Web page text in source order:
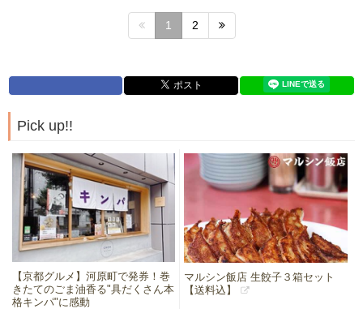
1 2
Pick up!!
【京都グルメ】河原町で発券！巻
きたてのごま油香る"具だくさん本
格キンパ"に感動
マルシン飯店 生餃子３箱セット
【送料込】